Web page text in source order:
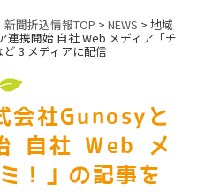
聞折込情報TOP >NEWS >地域
連携開始 自社 Web メディア「チ
3 メディアに配信
会社Gunosyと
自社 Web メ
！」の記事を